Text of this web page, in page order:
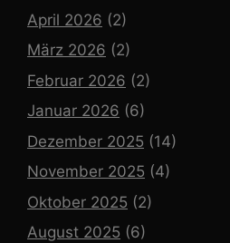
April 2026 (2)
März 2026 (2)
Februar 2026 (2)
Januar 2026 (6)
Dezember 2025 (14)
November 2025 (4)
Oktober 2025 (2)
August 2025 (6)